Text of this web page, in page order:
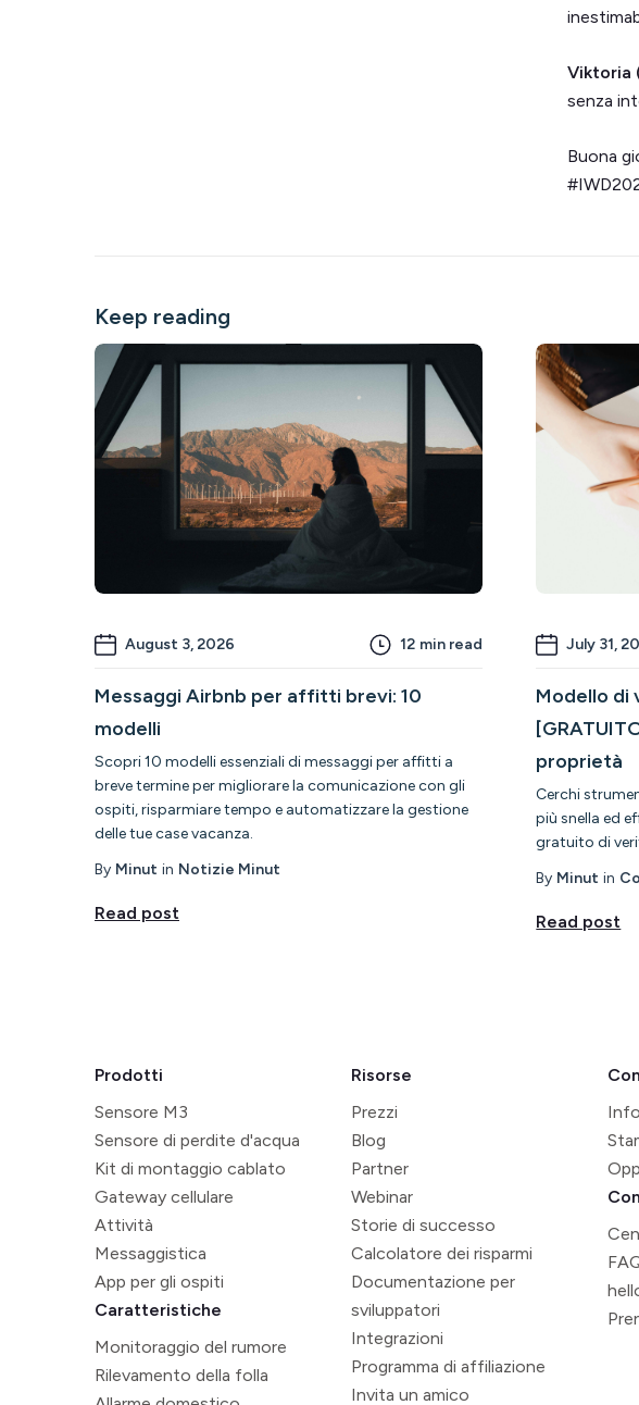
Viktoria
senza
Buona
Keep reading
August 3, 2026 12 min read
Messaggi Airbnb per affitti brevi: 10
modelli
Scopri 10 modelli essenziali di messaggi per affitti a
breve termine per migliorare la comunicazione con gli
ospiti, risparmiare tempo e automatizzare la gestione
delle tue case vacanza.
By Minut in Notizie Minut
Read post
July 31,
Modello di
proprietà
Cerchi
più snella ed
gratuito di
By Minut in
Read post
Prodotti
Sensore M3
Sensore di perdite d'acqua
Kit di montaggio cablato
Gateway cellulare
Attività
Messaggistica
App per gli ospiti
Caratteristiche
Monitoraggio del rumore
Rilevamento della folla
Risorse
Prezzi
Blog
Partner
Webinar
Storie di successo
Calcolatore dei risparmi
Documentazione per
sviluppatori
Integrazioni
Programma di affiliazione
Invita un amico